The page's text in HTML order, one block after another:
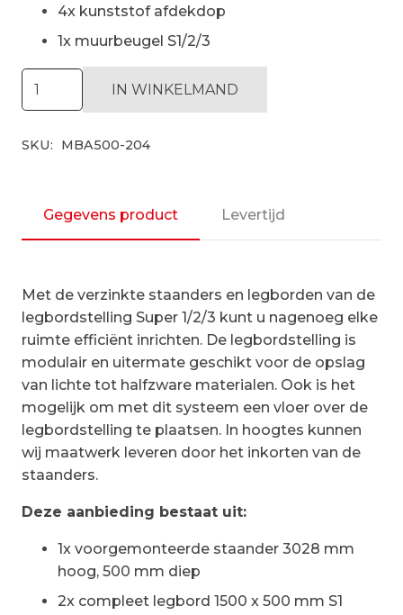
4x kunststof afdekdop
1x muurbeugel S1/2/3
H3028
|aanbouwset
vak
aantal
IN WINKELMAND
SKU: MBA500-204
Gegevens product Levertijd
Met de verzinkte staanders en legborden van de
legbordstelling Super 1/2/3 kunt u nagenoeg elke
ruimte efficiënt inrichten. De legbordstelling is
modulair en uitermate geschikt voor de opslag
van lichte tot halfzware materialen. Ook is het
mogelijk om met dit systeem een vloer over de
legbordstelling te plaatsen. In hoogtes kunnen
wij maatwerk leveren door het inkorten van de
staanders.
Deze aanbieding bestaat uit:
1x voorgemonteerde staander 3028 mm
hoog, 500 mm diep
2x compleet legbord 1500 x 500 mm S1